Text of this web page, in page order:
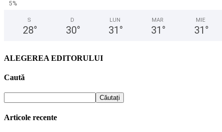
5%
S
28°
D
30°
LUN
31 °
MAR
31 °
MIE
31 °
ALEGEREA EDITORULUI
Caută
Articole recente